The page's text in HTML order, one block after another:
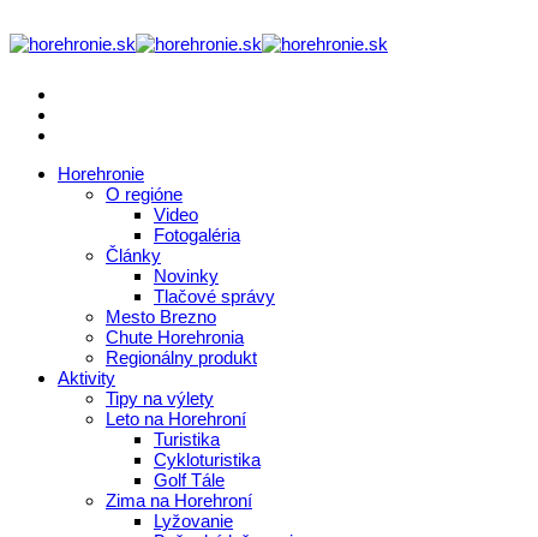
Horehronie
O regióne
Video
Fotogaléria
Články
Novinky
Tlačové správy
Mesto Brezno
Chute Horehronia
Regionálny produkt
Aktivity
Tipy na výlety
Leto na Horehroní
Turistika
Cykloturistika
Golf Tále
Zima na Horehroní
Lyžovanie